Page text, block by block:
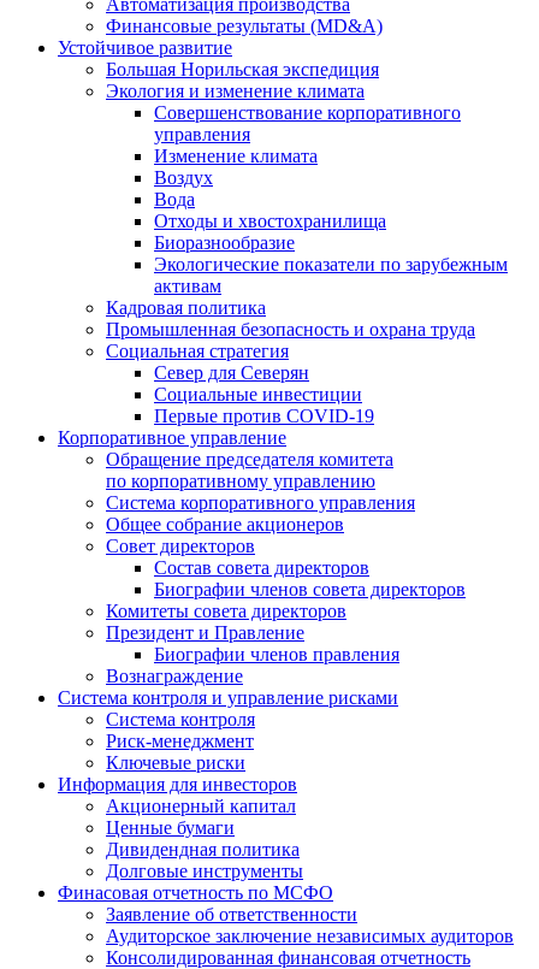
Автоматизация производства
Финансовые результаты (MD&A)
Устойчивое развитие
Большая Норильская экспедиция
Экология и изменение климата
Совершенствование корпоративного
управления
Изменение климата
Воздух
Вода
Отходы и хвостохранилища
Биоразнообразие
Экологические показатели по зарубежным
активам
Кадровая политика
Промышленная безопасность и охрана труда
Социальная стратегия
Север для Северян
Социальные инвестиции
Первые против COVID‑19
Корпоративное управление
Обращение председателя комитета
по корпоративному управлению
Система корпоративного управления
Общее собрание акционеров
Совет директоров
Состав совета директоров
Биографии членов совета директоров
Комитеты совета директоров
Президент и Правление
Биографии членов правления
Вознаграждение
Система контроля и управление рисками
Система контроля
Риск-менеджмент
Ключевые риски
Информация для инвесторов
Акционерный капитал
Ценные бумаги
Дивидендная политика
Долговые инструменты
Финасовая отчетность по МСФО
Заявление об ответственности
Аудиторское заключение независимых аудиторов
Консолидированная финансовая отчетность